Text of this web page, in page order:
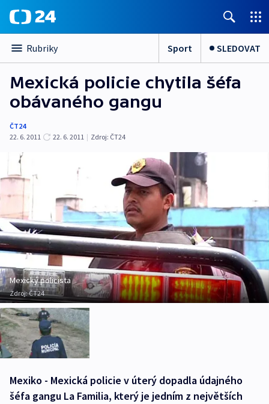
Rubriky Sport SLEDOVAT
Mexická policie chytila šéfa
obávaného gangu
ČT24
22. 6. 2011
22. 6. 2011 | Zdroj: ČT24
Mexický policista
Zdroj:ČT24
Mexiko - Mexická policie v úterý dopadla údajného
šéfa gangu La Familia, který je jedním z největších